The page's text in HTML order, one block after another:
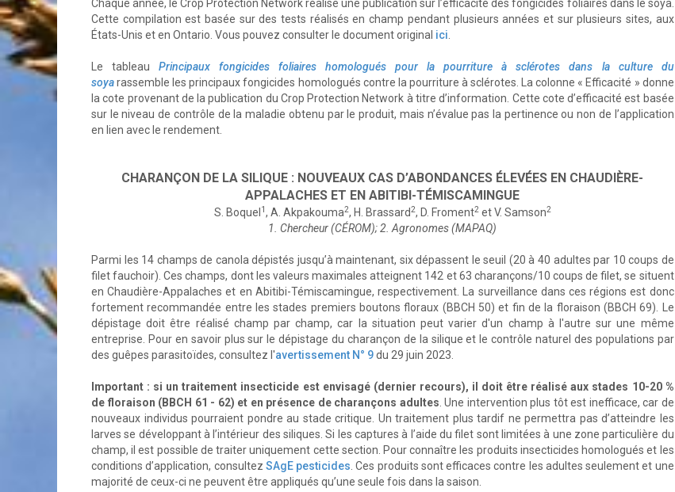
Chaque année, le Crop Protection Network réalise une publication sur l’efficacité des fongicides foliaires dans le soya.
Cette compilation est basée sur des tests réalisés en champ pendant plusieurs années et sur plusieurs sites, aux
États-Unis et en Ontario. Vous pouvez consulter le document original ici
Le tableauPrincipaux fongicides foliaires homologués pour la pourriture à sclérotes dans la culture du
soyarassemble les principaux fongicides homologués contre la pourriture à sclérotes. La colonne « Efficacité » donne
la cote provenant de la publication du Crop Protection Network à titre d’information. Cette cote d’efficacité est basée
sur le niveau de contrôle de la maladie obtenu par le produit, mais n’évalue pas la pertinence ou non de l’application
en lien avec le rendement.
CHARANÇON DE LA SILIQUE : NOUVEAUX CAS D’ABONDANCES ÉLEVÉES EN CHAUDIÈRE-
APPALACHES ET EN ABITIBI-TÉMISCAMINGUE
S. Boquel 1, A. Akpakouma2, H. Brassard2, D. Froment2et V. Samson2
1. Chercheur (CÉROM); 2. Agronomes (MAPAQ)
Parmi les 14 champs de canola dépistés jusqu’à maintenant, six dépassent le seuil (20 à 40 adultes par 10 coups de
filet fauchoir). Ces champs, dont les valeurs maximales atteignent 142 et 63 charançons/10 coups de filet, se situent
en Chaudière-Appalaches et en Abitibi-Témiscamingue, respectivement. La surveillance dans ces régions est donc
fortement recommandée entre les stades premiers boutons floraux (BBCH 50) et fin de la floraison (BBCH 69). Le
dépistage doit être réalisé champ par champ, car la situation peut varier d'un champ à l'autre sur une même
entreprise. Pour en savoir plus sur le dépistage du charançon de la silique et le contrôle naturel des populations par
des guêpes parasitoïdes, consultez l'avertissement N° 9du 29 juin 2023.
Important : si un traitement insecticide est envisagé (dernier recours), il doit être réalisé aux stades 10-20 %
de floraison (BBCH 61 - 62) et en présence de charançons adultes . Une intervention plus tôt est inefficace, car de
nouveaux individus pourraient pondre au stade critique. Un traitement plus tardif ne permettra pas d’atteindre les
larves se développant à l’intérieur des siliques. Si les captures à l’aide du filet sont limitées à une zone particulière du
champ, il est possible de traiter uniquement cette section. Pour connaître les produits insecticides homologués et les
conditions d’application, consultez SAgE pesticides . Ces produits sont efficaces contre les adultes seulement et une
majorité de ceux-ci ne peuvent être appliqués qu’une seule fois dans la saison.